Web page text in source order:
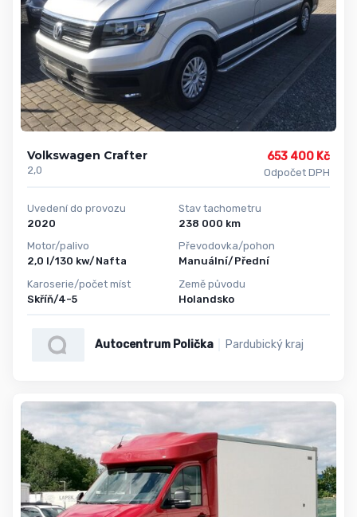
Volkswagen Crafter
2,0
653 400 Kč
Odpočet DPH
Uvedení do provozu
2020
Motor/palivo
2,0 l/130 kw/Nafta
Karoserie/počet míst
Skříň/4-5
Stav tachometru
238 000 km
Převodovka/pohon
Manuální/Přední
Země původu
Holandsko
Autocentrum Polička Pardubický kraj